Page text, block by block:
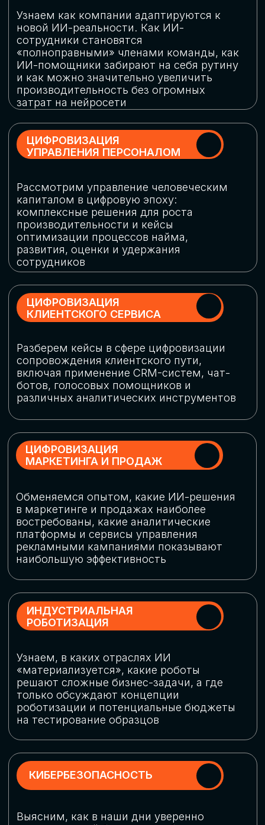
огромную статью затрат
ОБЛАЧНЫЕ ТЕХНОЛОГИИ
Подискутируем, какие облачные решения
существуют на рынке и почему
использование мультиоблачных моделей
не только снижает затраты, но и
«пересборки» бизнес-моделей
СКАЧАТЬ
ПРОГРАММУ
КОНФЕРЕНЦИИ
Оставьте заявку, мы направим вам
программу конференции
СКАЧАТЬ ПРОГРАММУ
СПИКЕРЫ
СТАТЬ СПИКЕРОМ
В конференции участвовали более 120 спикеров